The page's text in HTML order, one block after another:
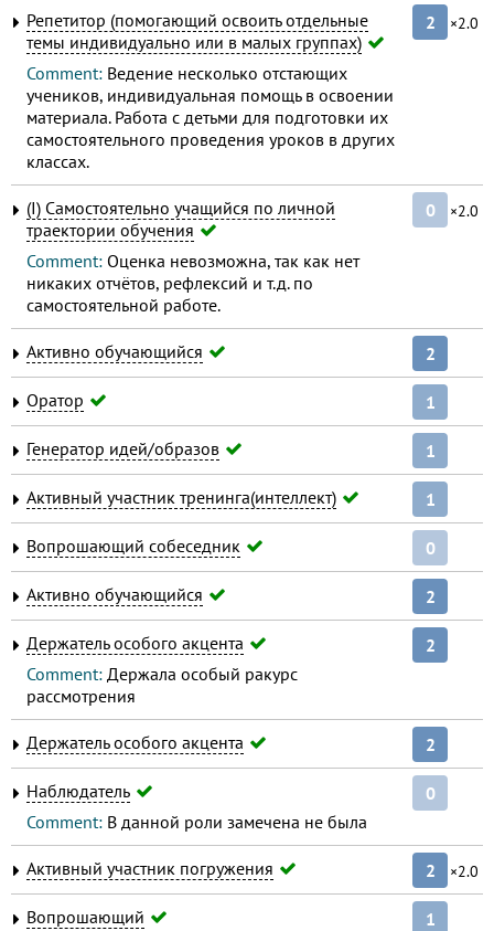
Репетитор (помогающий освоить отдельные
темы индивидуально или в малых группах)
Comment: Ведение несколько отстающих
учеников, индивидуальная помощь в освоении
материала. Работа с детьми для подготовки их
самостоятельного проведения уроков в других
классах.
2 ×2.0
(I) Самостоятельно учащийся по личной
траектории обучения
Comment: Оценка невозможна, так как нет
никаких отчётов, рефлексий и т.д. по
самостоятельной работе.
0 ×2.0
Активно обучающийся 2
Оратор 1
Генератор идей/образов 1
Активный участник тренинга(интеллект) 1
Вопрошающий собеседник 0
Активно обучающийся 2
Держатель особого акцента
Comment: Держала особый ракурс
рассмотрения
2
Держатель особого акцента 2
Наблюдатель
Comment: В данной роли замечена не была
0
Активный участник погружения 2 ×2.0
Вопрошающий 1